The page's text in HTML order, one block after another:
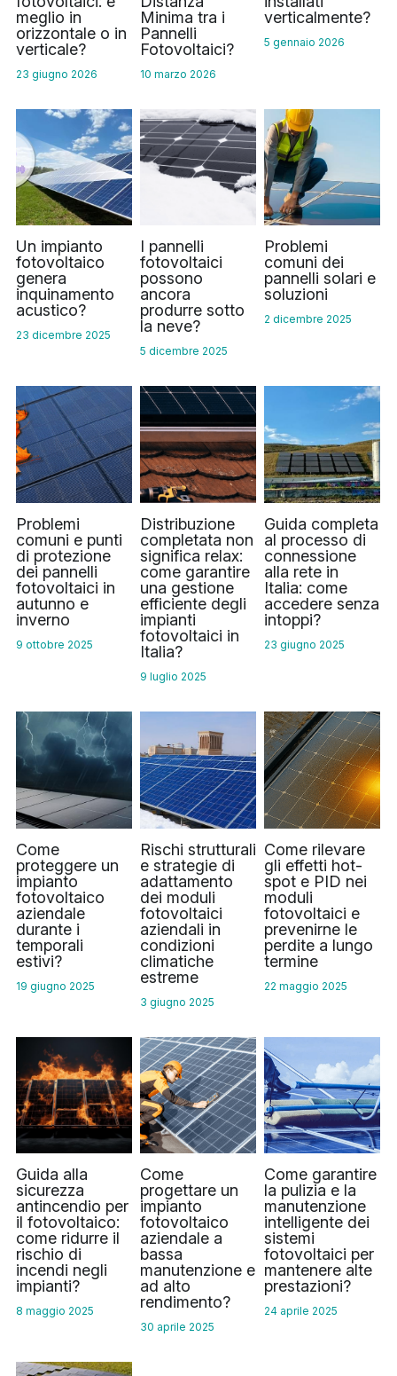
Tecnologia Bifacciale
Tecnologia IBC
Tecnologia HJT
Tecnologia TOPCon di Tipo N
Tecnologia di shingled
Offerta a Tempo
La politica del fotovoltaico
Tendenza prezzi fotovoltaico
Maysun Solar Notizie
Tedesco
Inglese
Spagnolo
Portoghese
Francese
Rumeno
Norvegese
Russo
Arabo
Indonesiano
Ceco
Inglese
Finlandese
Olandese
Ucraino
Hindi
Vietnamita
Bengalese
Tailandese
Giapponese
Coreano
Ebraico
WhatsApp
meglio in
orizzontale o in
verticale?
23 giugno 2026
Minima tra i
Pannelli
Fotovoltaici?
10 marzo 2026
verticalmente?
5 gennaio 2026
Un impianto
fotovoltaico
genera
inquinamento
acustico?
23 dicembre 2025
I pannelli
fotovoltaici
possono
ancora
produrre sotto
la neve?
5 dicembre 2025
Problemi
comuni dei
pannelli solari e
soluzioni
2 dicembre 2025
Problemi
comuni e punti
di protezione
dei pannelli
fotovoltaici in
autunno e
inverno
9 ottobre 2025
Distribuzione
completata non
significa relax:
come garantire
una gestione
efficiente degli
impianti
fotovoltaici in
Italia?
9 luglio 2025
Guida completa
al processo di
connessione
alla rete in
Italia: come
accedere senza
intoppi?
23 giugno 2025
Come
proteggere un
impianto
fotovoltaico
aziendale
durante i
temporali
estivi?
19 giugno 2025
Rischi strutturali
e strategie di
adattamento
dei moduli
fotovoltaici
aziendali in
condizioni
climatiche
estreme
3 giugno 2025
Come rilevare
gli effetti hot-
spot e PID nei
moduli
fotovoltaici e
prevenirne le
perdite a lungo
termine
22 maggio 2025
Guida alla
sicurezza
antincendio per
il fotovoltaico:
come ridurre il
rischio di
incendi negli
impianti?
8 maggio 2025
Come
progettare un
impianto
fotovoltaico
aziendale a
bassa
manutenzione e
ad alto
rendimento?
30 aprile 2025
Come garantire
la pulizia e la
manutenzione
intelligente dei
sistemi
fotovoltaici per
mantenere alte
prestazioni?
24 aprile 2025